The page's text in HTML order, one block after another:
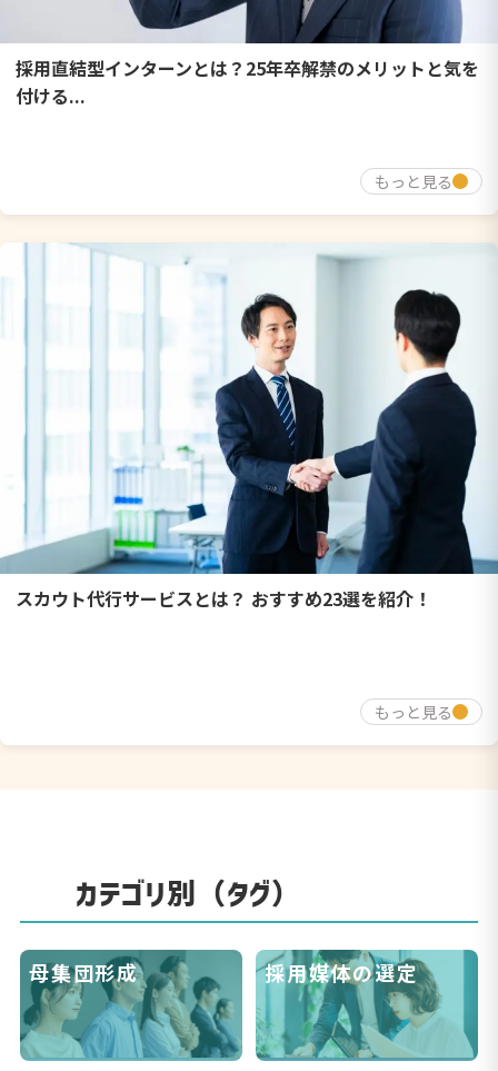
採用直結型インターンとは？25年卒解禁のメリットと気を
付ける...
もっと見る
スカウト代行サービスとは？ おすすめ23選を紹介！
もっと見る
カテゴリ別（タグ）
母集団形成 採用媒体の選定